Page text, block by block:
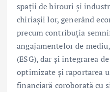
spații de birouri și
chiriașii lor, generând
precum contribuția
angajamentelor de
(ESG), dar și integrarea
optimizate și raportarea
financiară coroborată cu